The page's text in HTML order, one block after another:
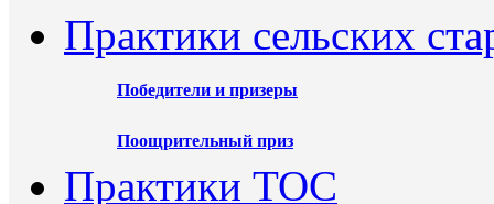
Практики сельских
Победители и призеры
Поощрительный приз
Практики ТОС